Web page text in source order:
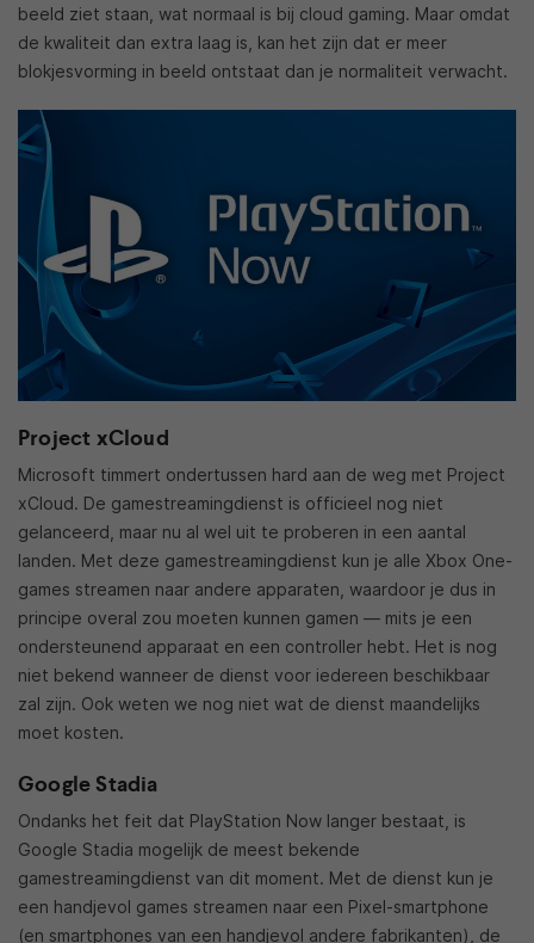
beeld ziet staan, wat normaal is bij cloud gaming. Maar omdat
de kwaliteit dan extra laag is, kan het zijn dat er meer
blokjesvorming in beeld ontstaat dan je normaliteit verwacht.
Project xCloud
Microsoft timmert ondertussen hard aan de weg met Project
xCloud. De gamestreamingdienst is officieel nog niet
gelanceerd, maar nu al wel uit te proberen in een aantal
landen. Met deze gamestreamingdienst kun je alle Xbox One-
games streamen naar andere apparaten, waardoor je dus in
principe overal zou moeten kunnen gamen — mits je een
ondersteunend apparaat en een controller hebt. Het is nog
niet bekend wanneer de dienst voor iedereen beschikbaar
zal zijn. Ook weten we nog niet wat de dienst maandelijks
moet kosten.
Google Stadia
Ondanks het feit dat PlayStation Now langer bestaat, is
Google Stadia mogelijk de meest bekende
gamestreamingdienst van dit moment. Met de dienst kun je
een handjevol games streamen naar een Pixel-smartphone
(en smartphones van een handjevol andere fabrikanten), de